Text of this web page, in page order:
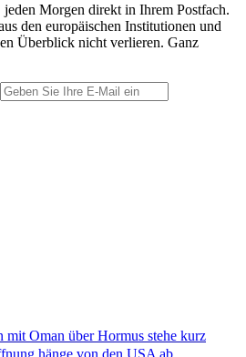
Morgen direkt in Ihrem Postfach.
den europäischen Institutionen und
Überblick nicht verlieren. Ganz
Oman über Hormus stehe kurz